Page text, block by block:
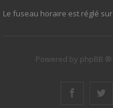
Le fuseau horaire est réglé sur
Powered by phpBB ®